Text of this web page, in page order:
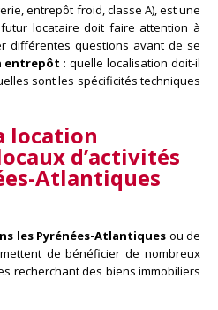
entrepôt froid, classe A), est une
locataire doit faire attention à
différentes questions avant de se
entrepôt : quelle localisation doit-il
sont les spécificités techniques
location
d’activités
Atlantiques
les Pyrénées-Atlantiques ou de
de bénéficier de nombreux
recherchant des biens immobiliers